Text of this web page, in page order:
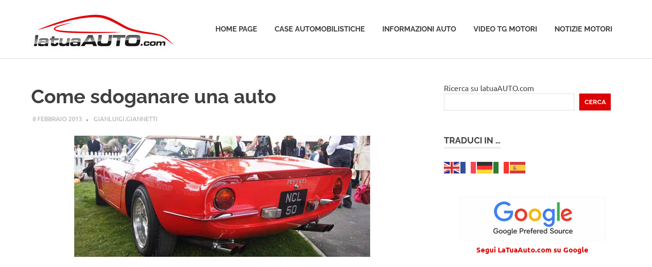
HOME PAGE CASE AUTOMOBILISTICHE INFORMAZIONI AUTO VIDEO TG MOTORI NOTIZIE MOTORI
Come sdoganare una auto
8 FEBBRAIO 2013 GIANLUIGI.GIANNETTI
Ricerca su latuaAUTO.com
CERCA
TRADUCI IN …
Segui LaTuaAuto.com su Google